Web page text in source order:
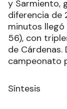
y Sarmiento,
diferencia de
minutos
56), con
de
campeonato
Síntesis